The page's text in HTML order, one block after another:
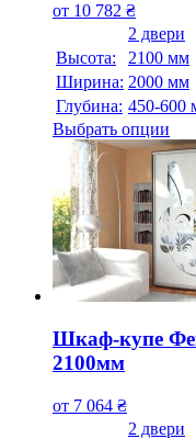
от 10 782 ₴
2 двери
Высота:
2100 мм
Ширина: 2000 мм
Глубина: 450-600
Выбрать опции
Шкаф-купе
2100мм
от 7 064 ₴
2 двери